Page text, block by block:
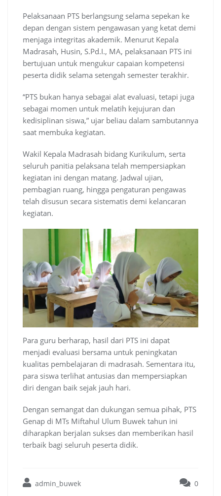
Pelaksanaan PTS berlangsung selama sepekan ke
depan dengan sistem pengawasan yang ketat demi
menjaga integritas akademik. Menurut Kepala
Madrasah, Husin, S.Pd.I., MA, pelaksanaan PTS ini
bertujuan untuk mengukur capaian kompetensi
peserta didik selama setengah semester terakhir.
“PTS bukan hanya sebagai alat evaluasi, tetapi juga
sebagai momen untuk melatih kejujuran dan
kedisiplinan siswa,” ujar beliau dalam sambutannya
saat membuka kegiatan.
Wakil Kepala Madrasah bidang Kurikulum, serta
seluruh panitia pelaksana telah mempersiapkan
kegiatan ini dengan matang. Jadwal ujian,
pembagian ruang, hingga pengaturan pengawas
telah disusun secara sistematis demi kelancaran
kegiatan.
Para guru berharap, hasil dari PTS ini dapat
menjadi evaluasi bersama untuk peningkatan
kualitas pembelajaran di madrasah. Sementara itu,
para siswa terlihat antusias dan mempersiapkan
diri dengan baik sejak jauh hari.
Dengan semangat dan dukungan semua pihak, PTS
Genap di MTs Miftahul Ulum Buwek tahun ini
diharapkan berjalan sukses dan memberikan hasil
terbaik bagi seluruh peserta didik.
admin_buwek 0